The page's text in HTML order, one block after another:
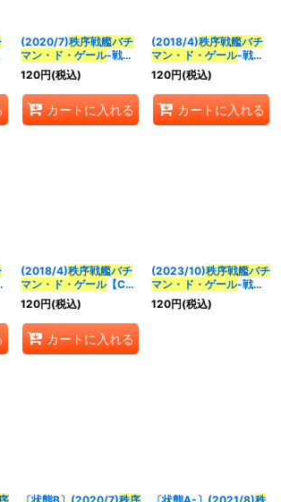
(2020/7)秩序戦艦バチ
マン・ド・ゲール-戦艦
形態-(BSC36収録)
【C】{BS43-085}
《白》
120円(税込)
カートに入れる
(2018/4)秩序戦艦バチ
マン・ド・ゲール-戦艦
形態-【C】{BS43-
085}《白》
120円(税込)
カートに入れる
(2018/4)秩序戦艦バチ
マン・ド・ゲール【C】
{BS43-041}《白》
120円(税込)
カートに入れる
(2023/10)秩序戦艦バチ
マン・ド・ゲール-戦艦
形態-(BSC41収録)
【C】{BS43-085}
120円(税込)